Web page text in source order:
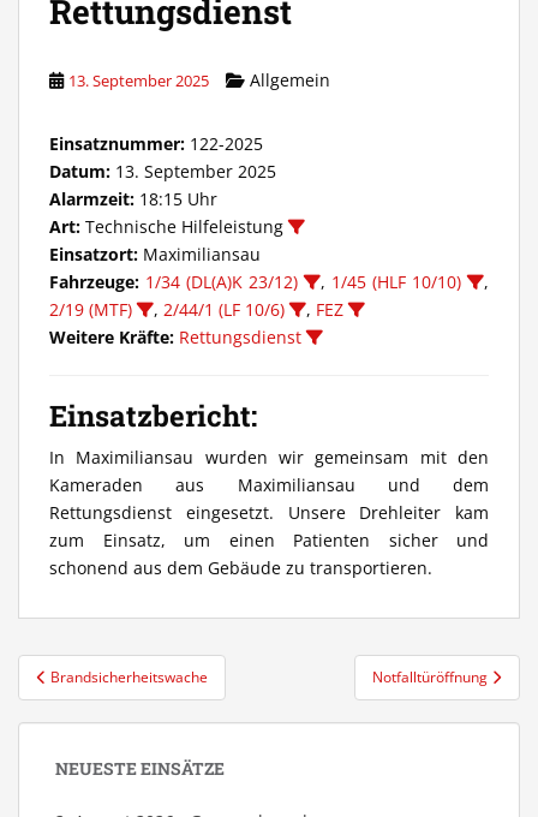
Rettungsdienst
13. September 2025 Allgemein
Einsatznummer: 122-2025
Datum: 13. September 2025
Alarmzeit: 18:15 Uhr
Art: Technische Hilfeleistung
Einsatzort: Maximiliansau
Fahrzeuge: 1/34 (DL(A)K 23/12) , 1/45 (HLF 10/10)
,
2/19 (MTF)
, 2/44/1 (LF 10/6) , FEZ
Weitere Kräfte: Rettungsdienst
Einsatzbericht:
In Maximiliansau wurden wir gemeinsam mit den
Kameraden aus Maximiliansau und dem
Rettungsdienst eingesetzt. Unsere Drehleiter kam
zum Einsatz, um einen Patienten sicher und
schonend aus dem Gebäude zu transportieren.
Beitragsnavigation
Brandsicherheitswache Notfalltüröffnung
NEUESTE EINSÄTZE